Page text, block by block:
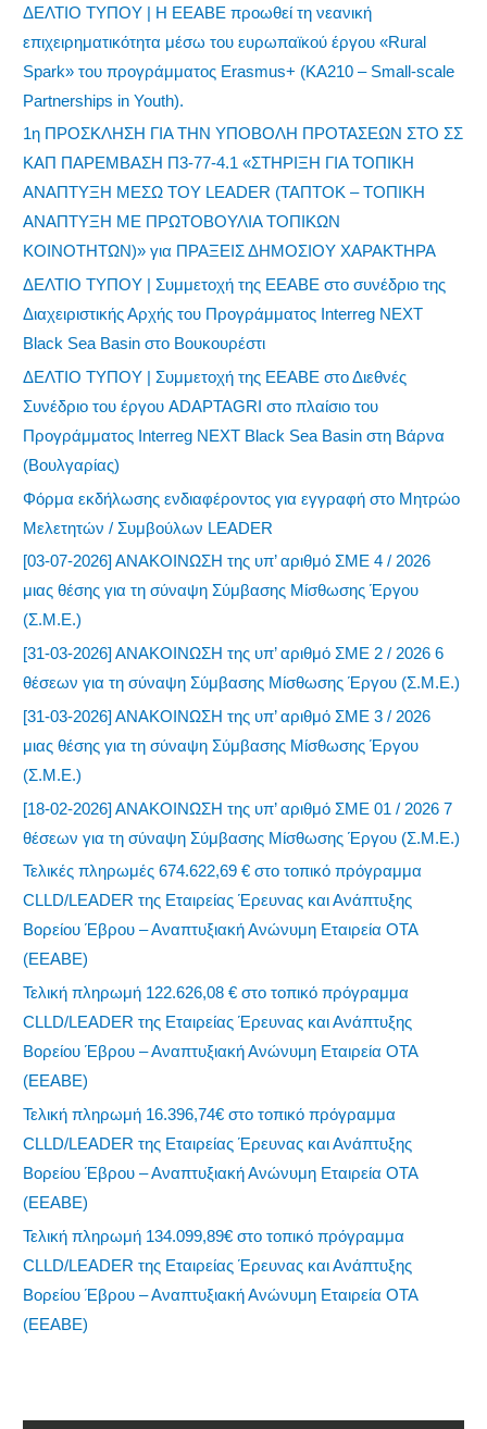
ΔΕΛΤΙΟ ΤΥΠΟΥ | Η ΕΕΑΒΕ προωθεί τη νεανική
επιχειρηματικότητα μέσω του ευρωπαϊκού έργου «Rural
Spark» του προγράμματος Erasmus+ (KA210 – Small-scale
Partnerships in Youth).
1η ΠΡΟΣΚΛΗΣΗ ΓΙΑ ΤΗΝ ΥΠΟΒΟΛΗ ΠΡΟΤΑΣΕΩΝ ΣΤΟ ΣΣ
ΚΑΠ ΠΑΡΕΜΒΑΣΗ Π3-77-4.1 «ΣΤΗΡΙΞΗ ΓΙΑ ΤΟΠΙΚΗ
ΑΝΑΠΤΥΞΗ ΜΕΣΩ ΤΟΥ LEADER (ΤΑΠΤΟΚ – ΤΟΠΙΚΗ
ΑΝΑΠΤΥΞΗ ΜΕ ΠΡΩΤΟΒΟΥΛΙΑ ΤΟΠΙΚΩΝ
ΚΟΙΝΟΤΗΤΩΝ)» για ΠΡΑΞΕΙΣ ΔΗΜΟΣΙΟΥ ΧΑΡΑΚΤΗΡΑ
ΔΕΛΤΙΟ ΤΥΠΟΥ | Συμμετοχή της ΕΕΑΒΕ στο συνέδριο της
Διαχειριστικής Αρχής του Προγράμματος Interreg NEXT
Black Sea Basin στο Βουκουρέστι
ΔΕΛΤΙΟ ΤΥΠΟΥ | Συμμετοχή της ΕΕΑΒΕ στο Διεθνές
Συνέδριο του έργου ADAPTAGRI στο πλαίσιο του
Προγράμματος Interreg NEXT Black Sea Basin στη Βάρνα
(Βουλγαρίας)
Φόρμα εκδήλωσης ενδιαφέροντος για εγγραφή στο Μητρώο
Μελετητών / Συμβούλων LEADER
[03-07-2026] ΑΝΑΚΟΙΝΩΣΗ της υπ’ αριθμό ΣΜΕ 4 / 2026
μιας θέσης για τη σύναψη Σύμβασης Μίσθωσης Έργου
(Σ.Μ.Ε.)
[31-03-2026] ΑΝΑΚΟΙΝΩΣΗ της υπ’ αριθμό ΣΜΕ 2 / 2026 6
θέσεων για τη σύναψη Σύμβασης Μίσθωσης Έργου (Σ.Μ.Ε.)
[31-03-2026] ΑΝΑΚΟΙΝΩΣΗ της υπ’ αριθμό ΣΜΕ 3 / 2026
μιας θέσης για τη σύναψη Σύμβασης Μίσθωσης Έργου
(Σ.Μ.Ε.)
[18-02-2026] ΑΝΑΚΟΙΝΩΣΗ της υπ’ αριθμό ΣΜΕ 01 / 2026 7
θέσεων για τη σύναψη Σύμβασης Μίσθωσης Έργου (Σ.Μ.Ε.)
Τελικές πληρωμές 674.622,69 € στο τοπικό πρόγραμμα
CLLD/LEADER της Εταιρείας Έρευνας και Ανάπτυξης
Βορείου Έβρου – Αναπτυξιακή Ανώνυμη Εταιρεία ΟΤΑ
(ΕΕΑΒΕ)
Τελική πληρωμή 122.626,08 € στο τοπικό πρόγραμμα
CLLD/LEADER της Εταιρείας Έρευνας και Ανάπτυξης
Βορείου Έβρου – Αναπτυξιακή Ανώνυμη Εταιρεία ΟΤΑ
(ΕΕΑΒΕ)
Τελική πληρωμή 16.396,74€ στο τοπικό πρόγραμμα
CLLD/LEADER της Εταιρείας Έρευνας και Ανάπτυξης
Βορείου Έβρου – Αναπτυξιακή Ανώνυμη Εταιρεία ΟΤΑ
(ΕΕΑΒΕ)
Τελική πληρωμή 134.099,89€ στο τοπικό πρόγραμμα
CLLD/LEADER της Εταιρείας Έρευνας και Ανάπτυξης
Βορείου Έβρου – Αναπτυξιακή Ανώνυμη Εταιρεία ΟΤΑ
(ΕΕΑΒΕ)